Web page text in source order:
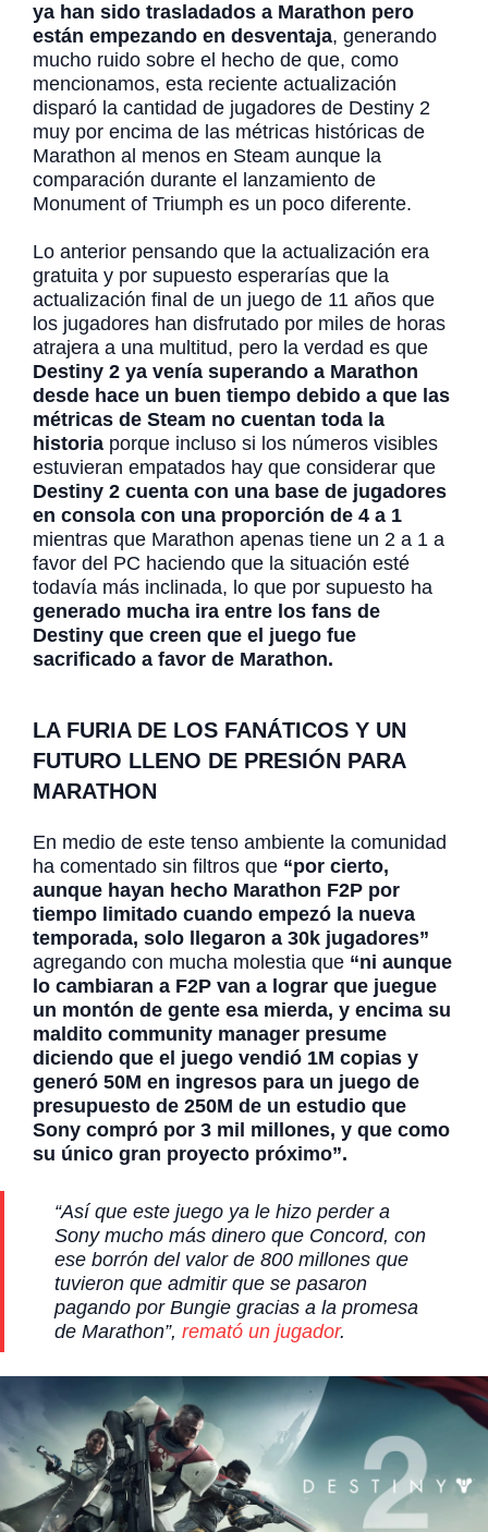
ya han sido trasladados a Marathon pero
están empezando en desventaja, generando
mucho ruido sobre el hecho de que, como
mencionamos, esta reciente actualización
disparó la cantidad de jugadores de Destiny 2
muy por encima de las métricas históricas de
Marathon al menos en Steam aunque la
comparación durante el lanzamiento de
Monument of Triumph es un poco diferente.
Lo anterior pensando que la actualización era
gratuita y por supuesto esperarías que la
actualización final de un juego de 11 años que
los jugadores han disfrutado por miles de horas
atrajera a una multitud, pero la verdad es que
Destiny 2 ya venía superando a Marathon
desde hace un buen tiempo debido a que las
métricas de Steam no cuentan toda la
historia porque incluso si los números visibles
estuvieran empatados hay que considerar que
Destiny 2 cuenta con una base de jugadores
en consola con una proporción de 4 a 1
mientras que Marathon apenas tiene un 2 a 1 a
favor del PC haciendo que la situación esté
todavía más inclinada, lo que por supuesto ha
generado mucha ira entre los fans de
Destiny que creen que el juego fue
sacrificado a favor de Marathon.
LA FURIA DE LOS FANÁTICOS Y UN
FUTURO LLENO DE PRESIÓN PARA
MARATHON
En medio de este tenso ambiente la comunidad
ha comentado sin filtros que “por cierto,
aunque hayan hecho Marathon F2P por
tiempo limitado cuando empezó la nueva
temporada, solo llegaron a 30k jugadores”
agregando con mucha molestia que “ni aunque
lo cambiaran a F2P van a lograr que juegue
un montón de gente esa mierda, y encima su
maldito community manager presume
diciendo que el juego vendió 1M copias y
generó 50M en ingresos para un juego de
presupuesto de 250M de un estudio que
Sony compró por 3 mil millones, y que como
su único gran proyecto próximo”.
“Así que este juego ya le hizo perder a
Sony mucho más dinero que Concord, con
ese borrón del valor de 800 millones que
tuvieron que admitir que se pasaron
pagando por Bungie gracias a la promesa
de Marathon”, remató un jugador.